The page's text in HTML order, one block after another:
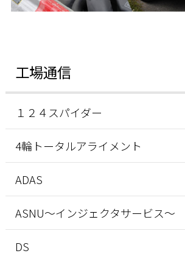
工場通信
１２４スパイダー
4輪トータルアライメント
ADAS
ASNU～インジェクタサービス～
DS